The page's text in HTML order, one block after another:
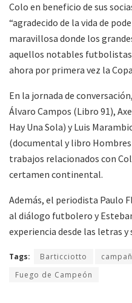
Colo en beneficio de sus
“agradecido de la vida de
maravillosa donde los
aquellos notables futbolistas
ahora por primera vez la
En la jornada de
Álvaro Campos (Libro 91),
Hay Una Sola) y Luis
(documental y libro
trabajos relacionados con
certamen continental.
Además, el periodista Paulo
al diálogo futbolero y
experiencia desde las letras y
Tags: Barticciotto
Fuego de Campeón